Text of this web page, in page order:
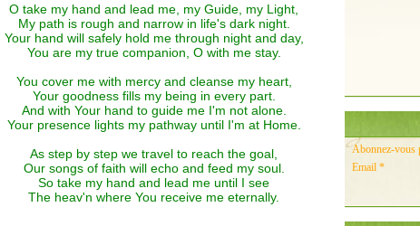
O take my hand and lead me, my Guide, my Light,
My path is rough and narrow in life's dark night.
Your hand will safely hold me through night and day,
You are my true companion, O with me stay.
You cover me with mercy and cleanse my heart,
Your goodness fills my being in every part.
And with Your hand to guide me I'm not alone.
Your presence lights my pathway until I'm at Home.
As step by step we travel to reach the goal,
Our songs of faith will echo and feed my soul.
So take my hand and lead me until I see
The heav'n where You receive me eternally.
Abonnez-vous
Email